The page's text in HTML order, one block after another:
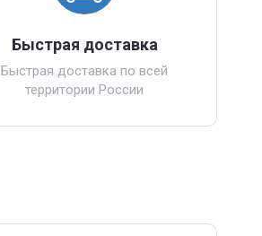
Быстрая доставка
Быстрая доставка по всей
территории России